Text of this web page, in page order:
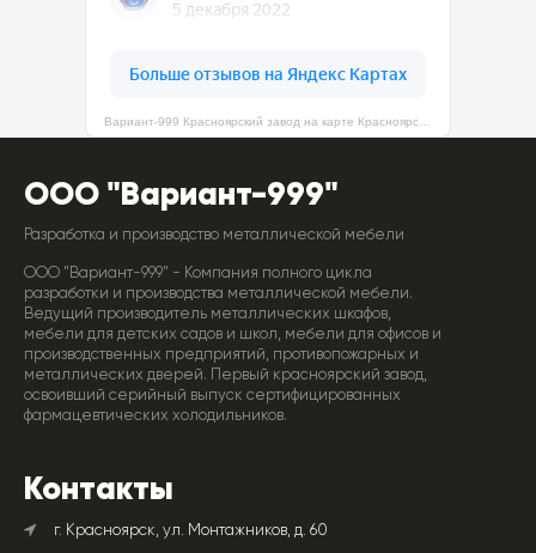
ООО "Вариант-999"
Разработка и производство металлической мебели
ООО "Вариант-999" - Компания полного цикла
разработки и производства металлической мебели.
Ведущий производитель металлических шкафов,
мебели для детских садов и школ, мебели для офисов и
производственных предприятий, противопожарных и
металлических дверей. Первый красноярский завод,
освоивший серийный выпуск сертифицированных
фармацевтических холодильников.
Контакты
г. Красноярск, ул. Монтажников, д. 60